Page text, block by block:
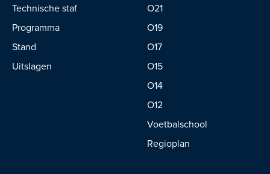
Technische staf
Programma
Stand
Uitslagen
O21
O19
O17
O15
O14
O12
Voetbalschool
Regioplan